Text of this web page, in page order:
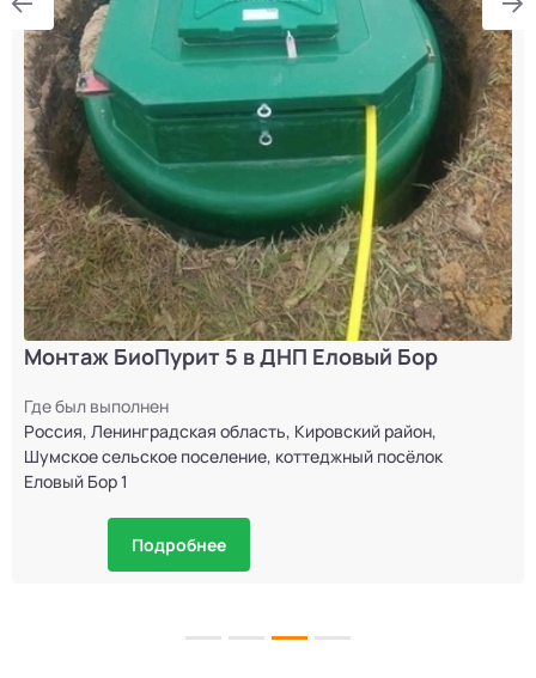
Монтаж БиоПурит 5 в ДНП Еловый Бор
Где был выполнен
Россия, Ленинградская область, Кировский район,
Шумское сельское поселение, коттеджный посёлок
Еловый Бор 1
Подробнее